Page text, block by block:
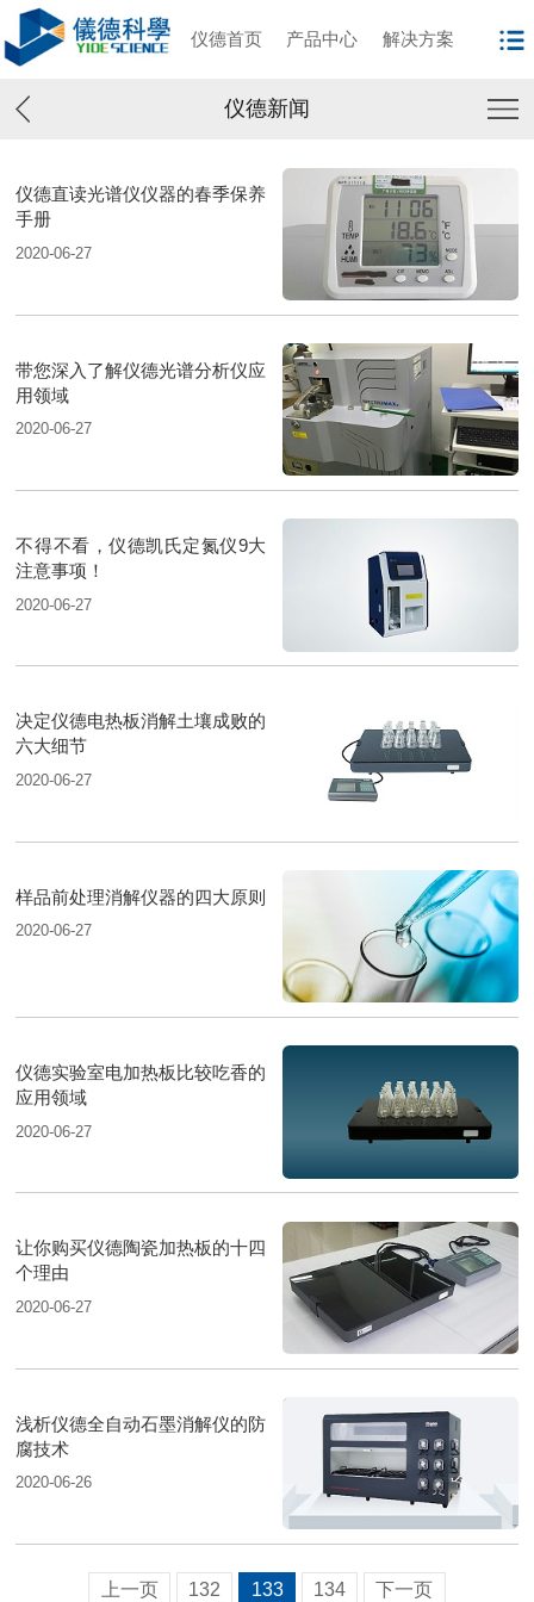
仪德首页 产品中心 解决方案
仪德新闻
仪德直读光谱仪仪器的春季保养
手册
2020-06-27
带您深入了解仪德光谱分析仪应
用领域
2020-06-27
不得不看，仪德凯氏定氮仪9大
注意事项！
2020-06-27
决定仪德电热板消解土壤成败的
六大细节
2020-06-27
样品前处理消解仪器的四大原则
2020-06-27
仪德实验室电加热板比较吃香的
应用领域
2020-06-27
让你购买仪德陶瓷加热板的十四
个理由
2020-06-27
浅析仪德全自动石墨消解仪的防
腐技术
2020-06-26
上一页 132 133 134 下一页